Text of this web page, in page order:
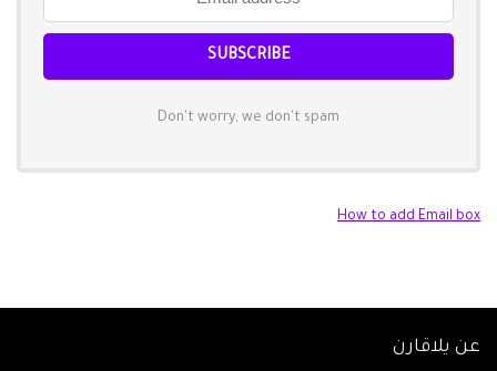
Don't worry, we don't spam
How to add Email box
عن يلاقارن